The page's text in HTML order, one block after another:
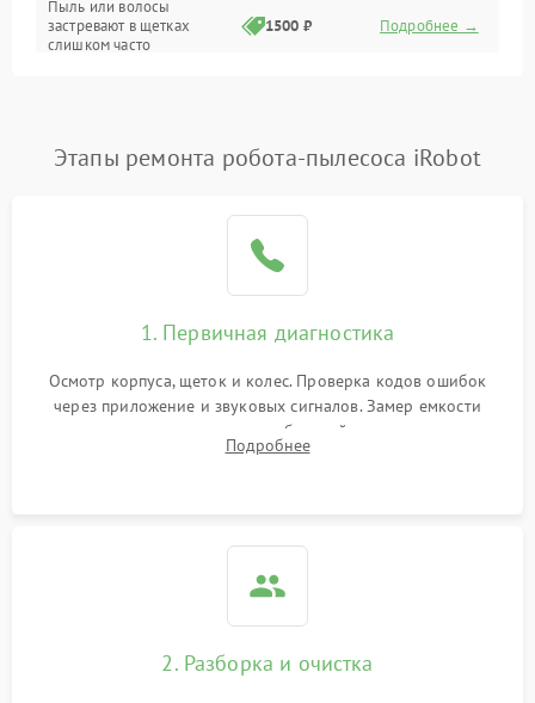
Программные сбои
Пыль или волосы
застревают в щетках
слишком часто
1500 ₽ Подробнее →
Этапы ремонта робота-пылесоса iRobot
1. Первичная диагностика
Осмотр корпуса, щеток и колес. Проверка кодов ошибок
через приложение и звуковых сигналов. Замер емкости
аккумулятора и тестирование базовой станции зарядки.
Оценка работы лидара, бампера и датчиков падения для
Подробнее
2. Разборка и очистка